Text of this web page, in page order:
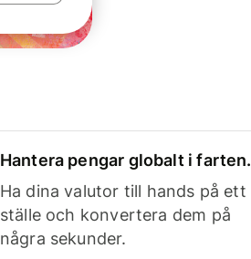
Hantera pengar globalt i farten.
Ha dina valutor till hands på ett
ställe och konvertera dem på
några sekunder.